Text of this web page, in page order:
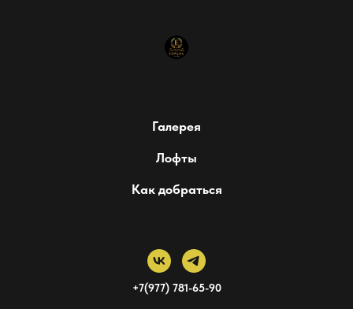
Галерея
Лофты
Как добраться
+7(977) 781-65-90